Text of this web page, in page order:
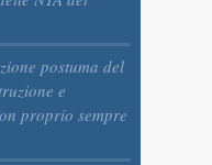
postuma del
e
proprio sempre